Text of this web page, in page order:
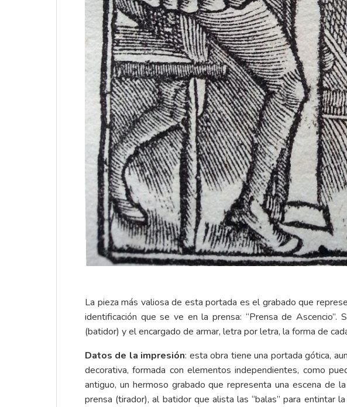
La pieza más valiosa de esta portada es el grabado que
identificación que se ve en la prensa: “Prensa de
(batidor) y el encargado de armar, letra por letra, la forma de
Datos de la impresión: esta obra tiene una portada gótica,
decorativa, formada con elementos independientes, como
antiguo, un hermoso grabado que representa una escena de
prensa (tirador), al batidor que alista las “balas” para entintar